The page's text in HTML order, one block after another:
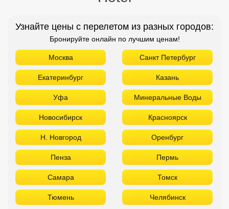
Узнайте цены с перелетом из разных городов:
Бронируйте онлайн по лучшим ценам!
Москва Санкт Петербург
Екатеринбург Казань
Уфа Минеральные Воды
Новосибирск Красноярск
Н. Новгород Оренбург
Пенза Пермь
Самара Томск
Тюмень Челябинск